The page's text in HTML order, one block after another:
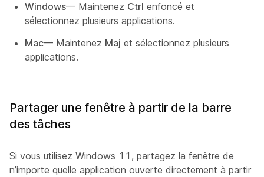
Windows— Maintenez Ctrl enfoncé et
sélectionnez plusieurs applications.
Mac— Maintenez Maj et sélectionnez plusieurs
applications.
Partager une fenêtre à partir de la barre
des tâches
Si vous utilisez Windows 11, partagez la fenêtre de
n’importe quelle application ouverte directement à partir